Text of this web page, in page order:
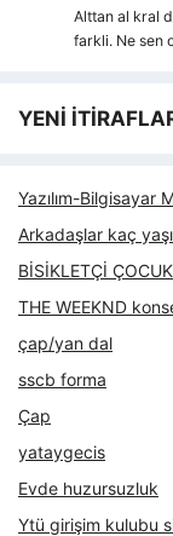
Alttan al kral
farkli. Ne sen
YENİ
Yazılım-Bilgisayar
Arkadaşlar kaç
BİSİKLETÇİ ÇOCUK
THE WEEKND
çap/yan dal
sscb forma
Çap
yataygecis
Evde huzursuzluk
Ytü girişim kulubu